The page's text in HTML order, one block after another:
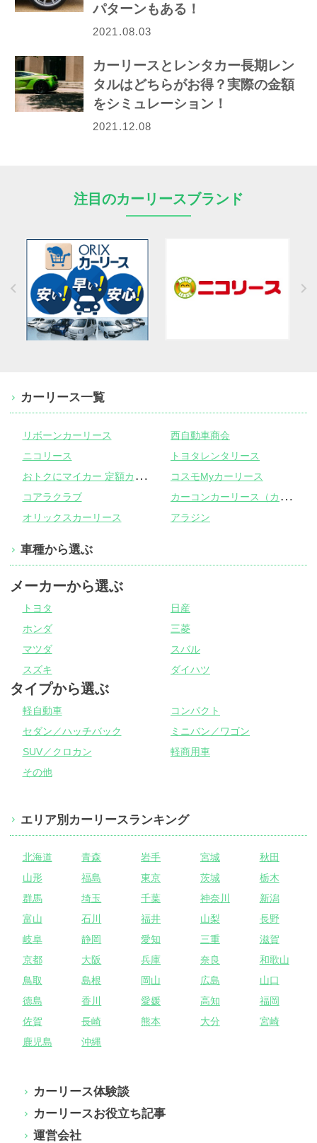
パターンもある！
2021.08.03
カーリースとレンタカー長期レン
タルはどちらがお得？実際の金額
をシミュレーション！
2021.12.08
注目のカーリースブランド
カーリース一覧
リボーンカーリース
西自動車商会
ニコリース
トヨタレンタリース
お
トクにマイカー 定額カルモくん
コスモMyカーリース
コアラクラブ
カ
ーコンカーリース（カーコンビニ倶楽部）
オリックスカーリース アラジン
車種から選ぶ
メーカーから選ぶ
トヨタ
日産
ホンダ
三菱
マツダ
スバル
スズキ
ダイハツ
タイプから選ぶ
軽自動車
コンパクト
セダン／ハッチバック
ミニバン／ワゴン
SUV／クロカン
軽商用車
その他
エリア別カーリースランキング
北海道 青森 岩手 宮城
秋田
山形
福島 東京 茨城
栃木
群馬
埼玉 千葉 神奈川
新潟
富山
石川 福井 山梨
長野
岐阜
静岡 愛知 三重
滋賀
京都
大阪 兵庫 奈良
和歌山
鳥取
島根 岡山 広島
山口
徳島
香川 愛媛 高知
福岡
佐賀
長崎 熊本 大分
宮崎
鹿児島
沖縄
カーリース体験談
カーリースお役立ち記事
運営会社